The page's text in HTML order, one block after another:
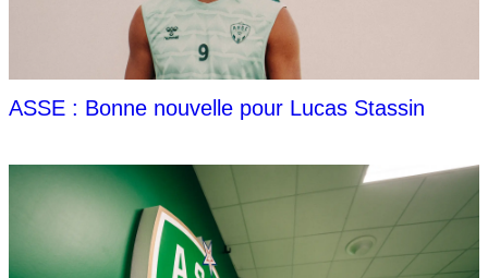
ASSE : Bonne nouvelle pour Lucas Stassin